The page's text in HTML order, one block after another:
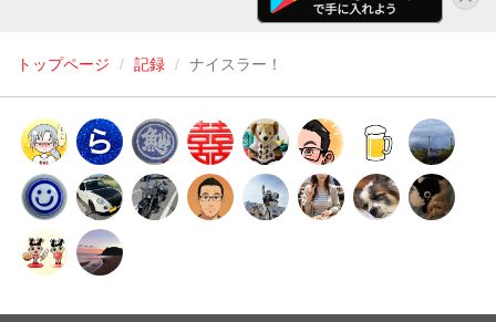
トップページ 記録 ナイスラー！